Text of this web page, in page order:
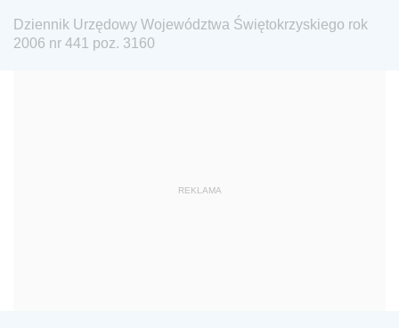
Dziennik Urzędowy Ministra Edukacji Narodowej
Dziennik Urzędowy Ministra Gospodarki Morskiej
Dziennik Urzędowy Ministra Kultury i Dziedzictwa
Dziennik Urzędowy Województwa Świętokrzyskiego rok
2006 nr 441 poz. 3160
REKLAMA